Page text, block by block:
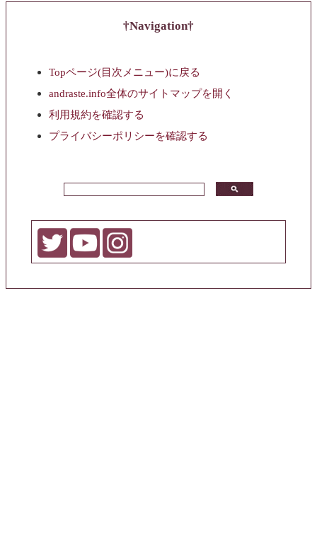
Navigation
Topページ(目次メニュー)に戻る
andraste.info全体のサイトマップを開く
利用規約を確認する
プライバシーポリシーを確認する